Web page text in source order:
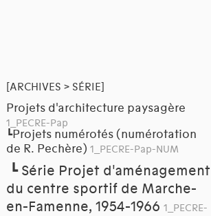
[ARCHIVES > SÉRIE]
Projets d'architecture paysagère
1_PECRE-Pap
┗Projets numérotés (numérotation
de R. Pechère) 1_PECRE-Pap-NUM
┗ Série Projet d'aménagement
du centre sportif de Marche-
en-Famenne, 1954-1966 1_PECRE-